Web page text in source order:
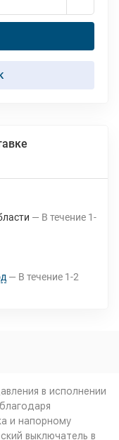
В течение 1-
В течение 1-2
в исполнении
и напорному
выключатель в